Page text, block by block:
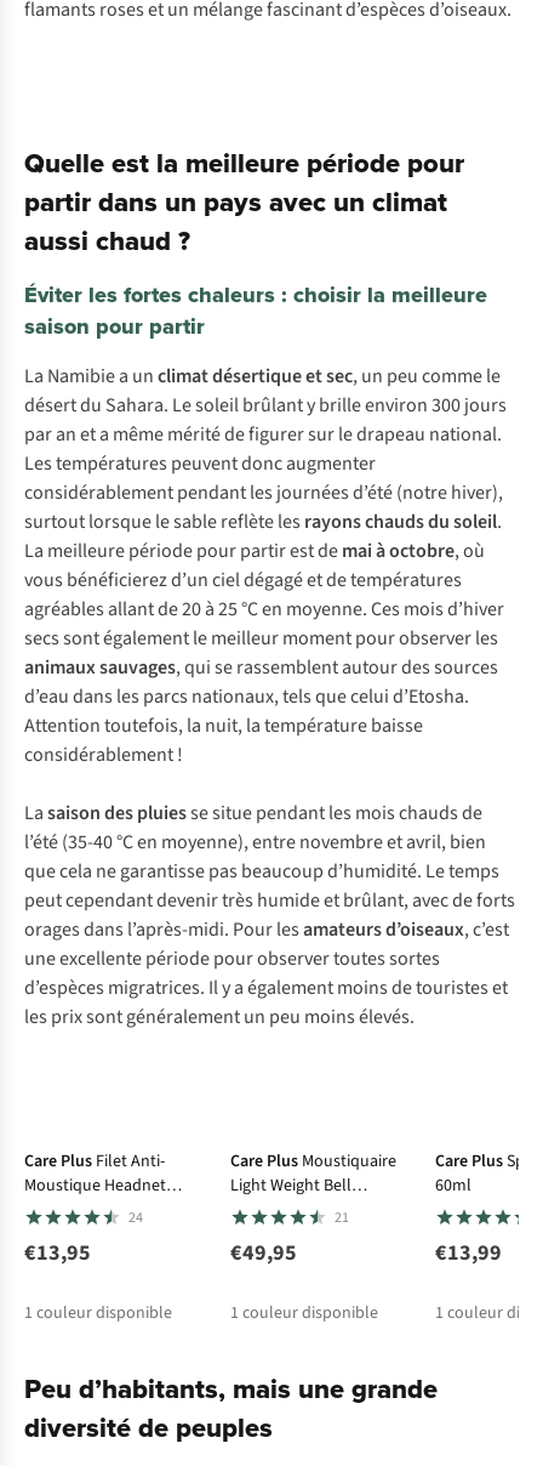
flamants roses et un mélange fascinant d’espèces d’oiseaux.
Quelle est la meilleure période pour
partir dans un pays avec un climat
aussi chaud ?
Éviter les fortes chaleurs : choisir la meilleure
saison pour partir
La Namibie a unclimat désertique et sec, un peu comme le
désert du Sahara. Le soleil brûlant y brille environ 300 jours
par an et a même mérité de figurer sur le drapeau national.
Les températures peuvent donc augmenter
considérablement pendant les journées d’été (notre hiver),
surtout lorsque le sable reflète les rayons chauds du soleil.
La meilleure période pour partir est demai à octobre, où
vous bénéficierez d’un ciel dégagé et de températures
agréables allant de 20 à 25 °C en moyenne. Ces mois d’hiver
secs sont également le meilleur moment pour observer les
animaux sauvages, qui se rassemblent autour des sources
d’eau dans les parcs nationaux, tels que celui d’Etosha.
Attention toutefois, la nuit, la température baisse
considérablement !
Lasaison des pluiesse situe pendant les mois chauds de
l’été (35-40 °C en moyenne), entre novembre et avril, bien
que cela ne garantisse pas beaucoup d’humidité. Le temps
peut cependant devenir très humide et brûlant, avec de forts
orages dans l’après-midi. Pour lesamateurs d’oiseaux, c’est
une excellente période pour observer toutes sortes
d’espèces migratrices. Il y a également moins de touristes et
les prix sont généralement un peu moins élevés.
Care Plus Filet Anti-
Moustique Headnet
Classic
24
€13,95
1 couleur disponible
Care Plus Moustiquaire
Light Weight Bell
Impregnée
21
€49,95
1 couleur disponible
Care Plus
60ml
€13,99
1 couleur
Peu d’habitants, mais une grande
diversité de peuples